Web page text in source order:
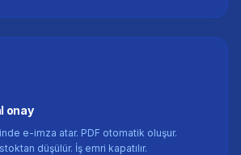
onay
e-imza atar. PDF otomatik oluşur.
düşülür. İş emri kapatılır.